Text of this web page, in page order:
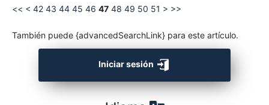
<< < 42 43 44 45 46 47 48 49 50 51 > >>
También puede {advancedSearchLink} para este artículo.
Iniciar sesión